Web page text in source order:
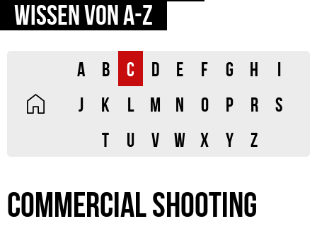
WISSEN VON A-Z
A B C D E F G H
I
J
K L M N O P R
S
T
U V W X Y Z
COMMERCIAL SHOOTING